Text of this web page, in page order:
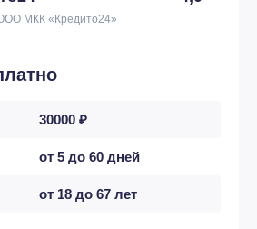
МКК «Кредито24»
30000 ₽
от 5 до 60 дней
от 18 до 67 лет